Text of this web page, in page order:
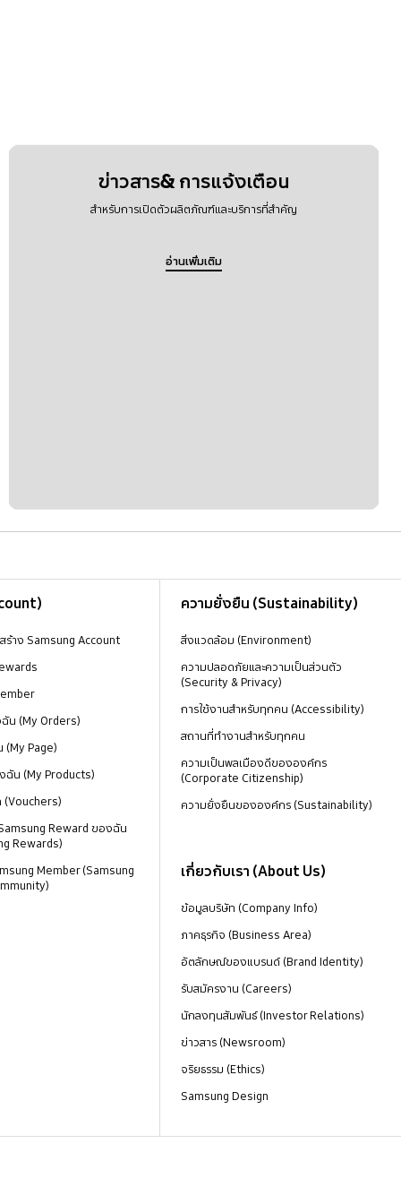
ข่าวสาร& การแจ้งเตือน
สำหรับการเปิดตัวผลิตภัณฑ์และบริการที่สำคัญ
อ่านเพิ่มเติม
ร้าง Samsung Account
น (My Orders)
Page)
น (My Products)
Reward ของฉัน
Rewards)
Member (Samsung
ความยั่งยืน (Sustainability)
สิ่งแวดล้อม (Environment)
ความปลอดภัยและความเป็นส่วนตัว
(Security & Privacy)
การใช้งานสำหรับทุกคน (Accessibility)
สถานที่ทำงานสำหรับทุกคน
ความเป็นพลเมืองดีขององค์กร
(Corporate Citizenship)
ความยั่งยืนขององค์กร (Sustainability)
เกี่ยวกับเรา (About Us)
ข้อมูลบริษัท (Company Info)
ภาคธุรกิจ (Business Area)
อัตลักษณ์ของแบรนด์ (Brand Identity)
รับสมัครงาน (Careers)
นักลงทุนสัมพันธ์ (Investor Relations)
ข่าวสาร (Newsroom)
จริยธรรม (Ethics)
Samsung Design